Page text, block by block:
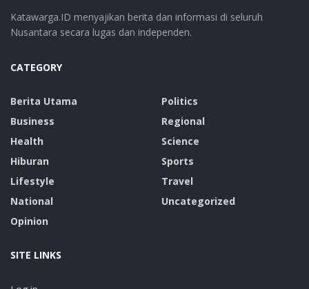
Katawarga.ID menyajikan berita dan informasi di seluruh
Nusantara secara lugas dan independen.
CATEGORY
Berita Utama
Business
Health
Hiburan
Lifestyle
National
Opinion
Politics
Regional
Science
Sports
Travel
Uncategorized
SITE LINKS